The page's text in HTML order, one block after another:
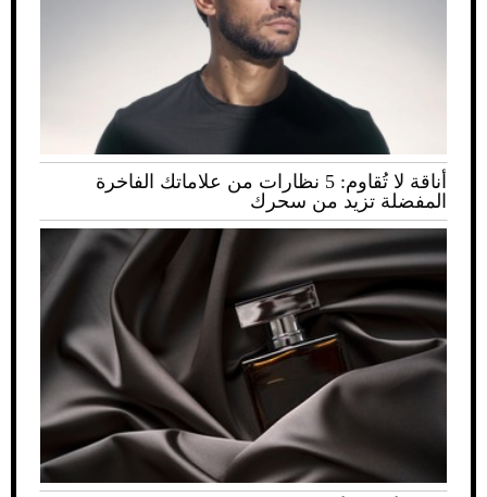
أناقة لا تُقاوم: 5 نظارات من علاماتك الفاخرة
المفضلة تزيد من سحرك